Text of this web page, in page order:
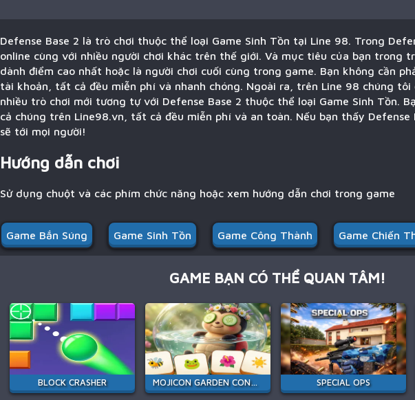
Defense Base 2 là trò chơi thuộc thể loại Game Sinh Tồn tại Line 98. Trong
online cùng với nhiều người chơi khác trên thế giới. Và mục tiêu của bạn trong
dành điểm cao nhất hoặc là người chơi cuối cùng trong game. Bạn không cần
tài khoản, tất cả đều miễn phí và nhanh chóng. Ngoài ra, trên Line 98 chúng
nhiều trò chơi mới tương tự với Defense Base 2 thuộc thể loại Game Sinh Tồn.
cả chúng trên Line98.vn, tất cả đều miễn phí và an toàn. Nếu bạn thấy Defense
sẽ tới mọi người!
Hướng dẫn chơi
Sử dụng chuột và các phím chức năng hoặc xem hướng dẫn chơi trong game
Game Bắn Súng Game Sinh Tồn Game Công Thành Game Chiến
GAME BẠN CÓ THỂ QUAN TÂM!
BLOCK CRASHER MOJICON GARDEN CONNECT SPECIAL OPS